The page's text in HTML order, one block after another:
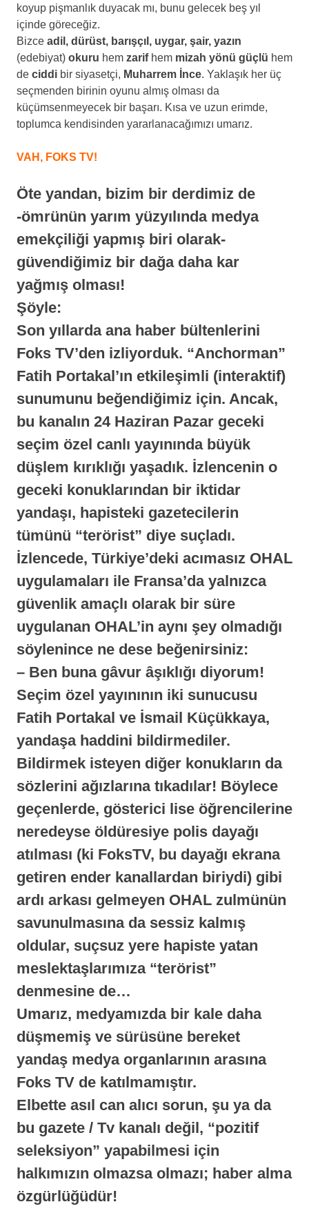
koyup pişmanlık duyacak mı, bunu gelecek beş yıl
içinde göreceğiz.
Bizce adil, dürüst, barışçıl, uygar, şair, yazın
(edebiyat) okuru hem zarif hem mizah yönü güçlü hem
de ciddi bir siyasetçi, Muharrem İnce. Yaklaşık her üç
seçmenden birinin oyunu almış olması da
küçümsenmeyecek bir başarı. Kısa ve uzun erimde,
toplumca kendisinden yararlanacağımızı umarız.
VAH, FOKS TV!
Öte yandan, bizim bir derdimiz de
-ömrünün yarım yüzyılında medya
emekçiliği yapmış biri olarak-
güvendiğimiz bir dağa daha kar
yağmış olması!
Şöyle:
Son yıllarda ana haber bültenlerini
Foks TV’den izliyorduk. “Anchorman”
Fatih Portakal’ın etkileşimli (interaktif)
sunumunu beğendiğimiz için. Ancak,
bu kanalın 24 Haziran Pazar geceki
seçim özel canlı yayınında büyük
düşlem kırıklığı yaşadık. İzlencenin o
geceki konuklarından bir iktidar
yandaşı, hapisteki gazetecilerin
tümünü “terörist” diye suçladı.
İzlencede, Türkiye’deki acımasız OHAL
uygulamaları ile Fransa’da yalnızca
güvenlik amaçlı olarak bir süre
uygulanan OHAL’in aynı şey olmadığı
söylenince ne dese beğenirsiniz:
– Ben buna gâvur âşıklığı diyorum!
Seçim özel yayınının iki sunucusu
Fatih Portakal ve İsmail Küçükkaya,
yandaşa haddini bildirmediler.
Bildirmek isteyen diğer konukların da
sözlerini ağızlarına tıkadılar! Böylece
geçenlerde, gösterici lise öğrencilerine
neredeyse öldüresiye polis dayağı
atılması (ki FoksTV, bu dayağı ekrana
getiren ender kanallardan biriydi) gibi
ardı arkası gelmeyen OHAL zulmünün
savunulmasına da sessiz kalmış
oldular, suçsuz yere hapiste yatan
meslektaşlarımıza “terörist”
denmesine de…
Umarız, medyamızda bir kale daha
düşmemiş ve sürüsüne bereket
yandaş medya organlarının arasına
Foks TV de katılmamıştır.
Elbette asıl can alıcı sorun, şu ya da
bu gazete / Tv kanalı değil, “pozitif
seleksiyon” yapabilmesi için
halkımızın olmazsa olmazı; haber alma
özgürlüğüdür!